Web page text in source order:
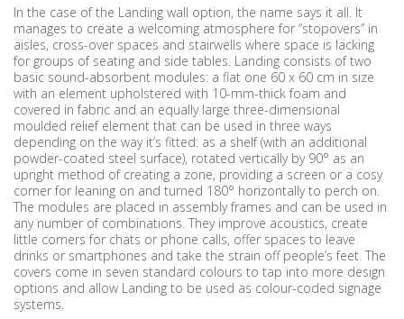
In the case of the Landing wall option, the name says it all. It
manages to create a welcoming atmosphere for “stopovers” in
aisles, cross-over spaces and stairwells where space is lacking
for groups of seating and side tables. Landing consists of two
basic sound-absorbent modules: a flat one 60 x 60 cm in size
with an element upholstered with 10-mm-thick foam and
covered in fabric and an equally large three-dimensional
moulded relief element that can be used in three ways
depending on the way it’s fitted: as a shelf (with an additional
powder-coated steel surface), rotated vertically by 90° as an
upright method of creating a zone, providing a screen or a cosy
corner for leaning on and turned 180° horizontally to perch on.
The modules are placed in assembly frames and can be used in
any number of combinations. They improve acoustics, create
little corners for chats or phone calls, offer spaces to leave
drinks or smartphones and take the strain off people’s feet. The
covers come in seven standard colours to tap into more design
options and allow Landing to be used as colour-coded signage
systems.